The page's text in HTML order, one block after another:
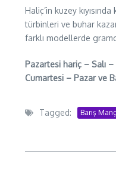
Haliç’in kuzey
türbinleri ve buhar
farklı modellerde
Pazartesi hariç – Salı
Cumartesi – Pazar ve
Tagged: Barış